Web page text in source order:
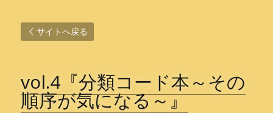
サイトへ戻る
vol.4『分類コード本～その
順序が気になる～』